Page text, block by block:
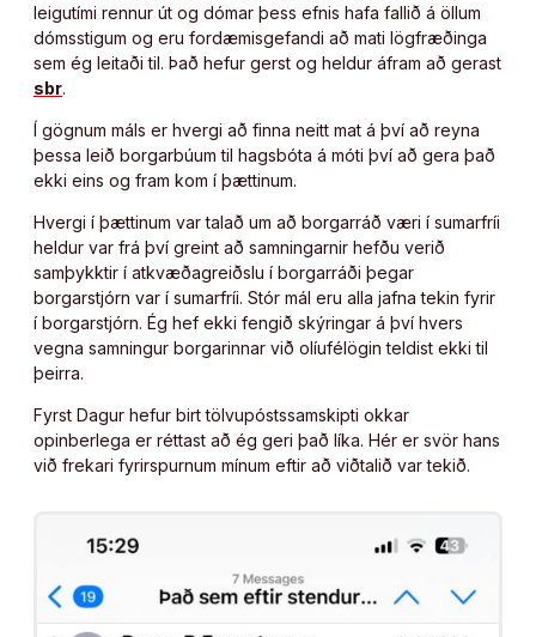
leigutími rennur út og dómar þess efnis hafa fallið á öllum
dómsstigum og eru fordæmisgefandi að mati lögfræðinga
sem ég leitaði til. Það hefur gerst og heldur áfram að gerast
sbr.
Í gögnum máls er hvergi að finna neitt mat á því að reyna
þessa leið borgarbúum til hagsbóta á móti því að gera það
ekki eins og fram kom í þættinum.
Hvergi í þættinum var talað um að borgarráð væri í sumarfríi
heldur var frá því greint að samningarnir hefðu verið
samþykktir í atkvæðagreiðslu í borgarráði þegar
borgarstjórn var í sumarfríi. Stór mál eru alla jafna tekin fyrir
í borgarstjórn. Ég hef ekki fengið skýringar á því hvers
vegna samningur borgarinnar við olíufélögin teldist ekki til
þeirra.
Fyrst Dagur hefur birt tölvupóstssamskipti okkar
opinberlega er réttast að ég geri það líka. Hér er svör hans
við frekari fyrirspurnum mínum eftir að viðtalið var tekið.